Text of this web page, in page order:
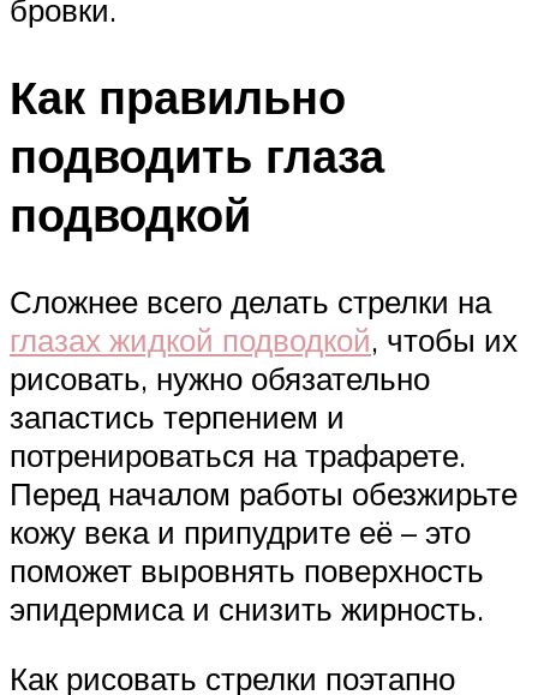
бровки.
Как правильно
подводить глаза
подводкой
Сложнее всего делать стрелки на
глазах жидкой подводкой, чтобы их
рисовать, нужно обязательно
запастись терпением и
потренироваться на трафарете.
Перед началом работы обезжирьте
кожу века и припудрите её – это
поможет выровнять поверхность
эпидермиса и снизить жирность.
Как рисовать стрелки поэтапно